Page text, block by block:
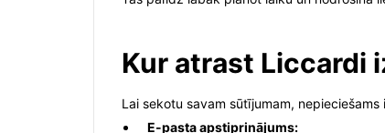
Kur atrast Liccardi
Lai sekotu savam sūtījumam,
E-pasta apstiprinājums: